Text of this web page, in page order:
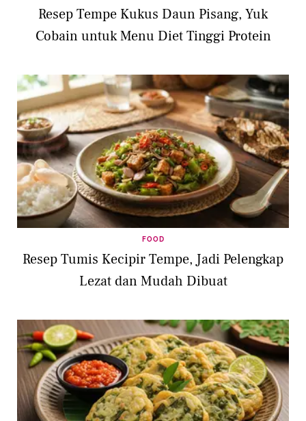
Resep Tempe Kukus Daun Pisang, Yuk
Cobain untuk Menu Diet Tinggi Protein
FOOD
Resep Tumis Kecipir Tempe, Jadi Pelengkap
Lezat dan Mudah Dibuat